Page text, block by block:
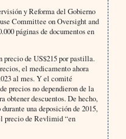
y Reforma del Gobierno
Committee on Oversight and
páginas de documentos en
precio de US$215 por pastilla.
el medicamento ahora
al mes. Y el comité
precios no dependieron de la
obtener descuentos. De hecho,
una deposición de 2015,
precio de Revlimid “en